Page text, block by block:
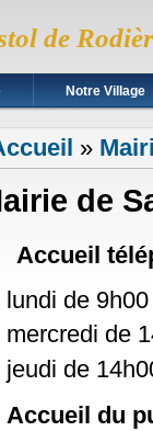
de
Notre Village
êtes ici
»
de
Accueil
lundi de
mercredi de
jeudi de
Accueil du